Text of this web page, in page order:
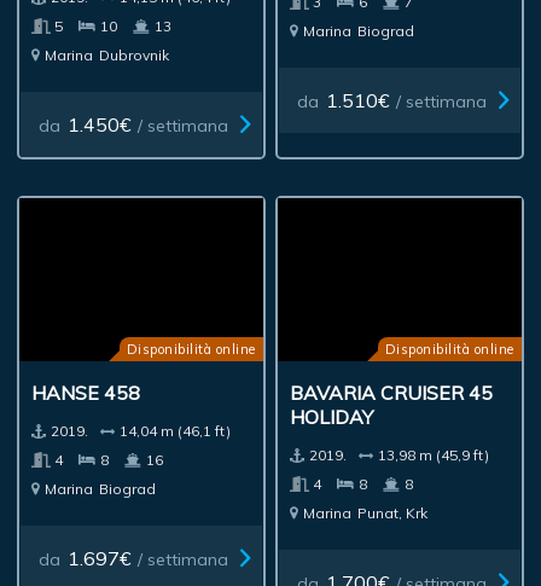
5
10
13
Marina Dubrovnik
da 1.450€ / settimana
Marina Biograd
da 1.510€ / settimana
Disponibilità online
HANSE 458
2019.
14,04 m (46,1 ft)
4
8
16
Marina Biograd
da 1.697€ / settimana
Disponibilità online
BAVARIA CRUISER 45
HOLIDAY
2019.
13,98 m (45,9 ft)
4
8
8
Marina Punat, Krk
da 1.700€ / settimana